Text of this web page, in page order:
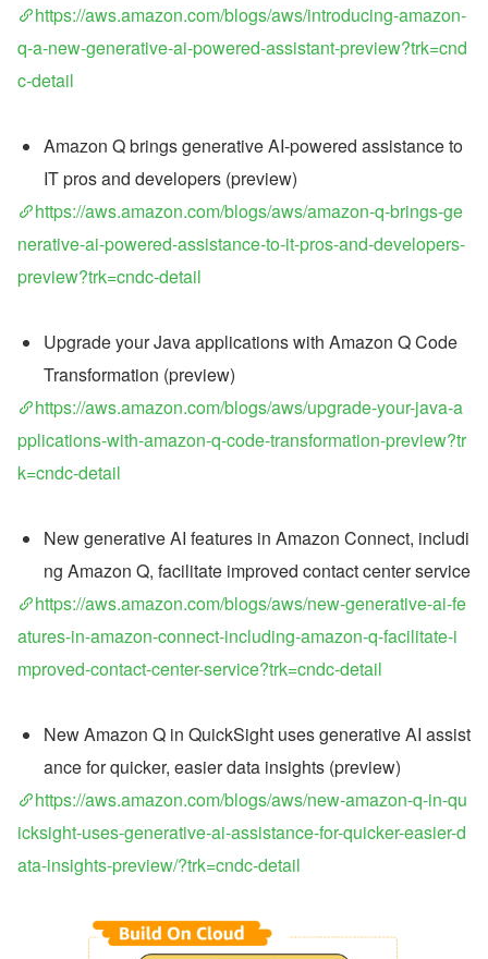
https://aws.amazon.com/blogs/aws/introducing-amazon-
q-a-new-generative-ai-powered-assistant-preview?trk=cnd
c-detail
Amazon Q brings generative AI-powered assistance to
IT pros and developers (preview)
https://aws.amazon.com/blogs/aws/amazon-q-brings-ge
nerative-ai-powered-assistance-to-it-pros-and-developers-
preview?trk=cndc-detail
Upgrade your Java applications with Amazon Q Code
Transformation (preview)
https://aws.amazon.com/blogs/aws/upgrade-your-java-a
pplications-with-amazon-q-code-transformation-preview?tr
k=cndc-detail
New generative AI features in Amazon Connect, includi
ng Amazon Q, facilitate improved contact center service
https://aws.amazon.com/blogs/aws/new-generative-ai-fe
atures-in-amazon-connect-including-amazon-q-facilitate-i
mproved-contact-center-service?trk=cndc-detail
New Amazon Q in QuickSight uses generative AI assist
ance for quicker, easier data insights (preview)
https://aws.amazon.com/blogs/aws/new-amazon-q-in-qu
icksight-uses-generative-ai-assistance-for-quicker-easier-d
ata-insights-preview/?trk=cndc-detail